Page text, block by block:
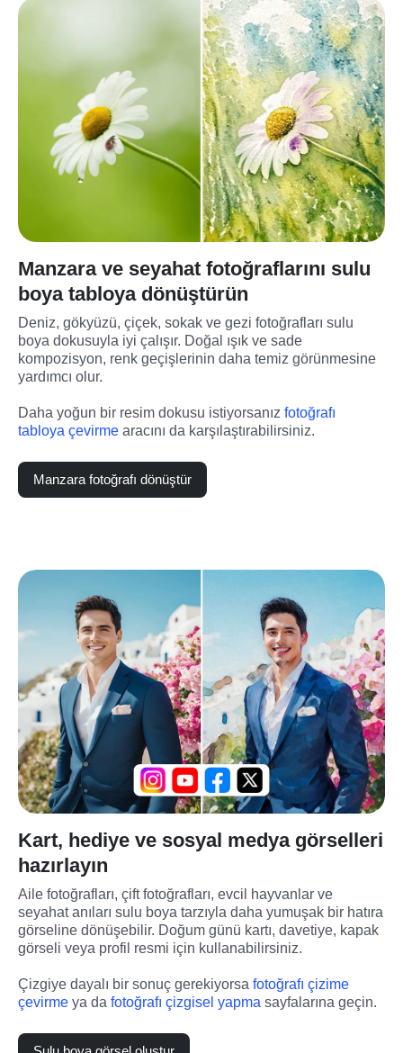
Manzara ve seyahat fotoğraflarını sulu
boya tabloya dönüştürün
Deniz, gökyüzü, çiçek, sokak ve gezi fotoğrafları sulu
boya dokusuyla iyi çalışır. Doğal ışık ve sade
kompozisyon, renk geçişlerinin daha temiz görünmesine
yardımcı olur.
Daha yoğun bir resim dokusu istiyorsanız fotoğrafı
tabloya çevirme aracını da karşılaştırabilirsiniz.
Manzara fotoğrafı dönüştür
Kart, hediye ve sosyal medya görselleri
hazırlayın
Aile fotoğrafları, çift fotoğrafları, evcil hayvanlar ve
seyahat anıları sulu boya tarzıyla daha yumuşak bir hatıra
görseline dönüşebilir. Doğum günü kartı, davetiye, kapak
görseli veya profil resmi için kullanabilirsiniz.
Çizgiye dayalı bir sonuç gerekiyorsa fotoğrafı çizime
çevirme ya da fotoğrafı çizgisel yapma sayfalarına geçin.